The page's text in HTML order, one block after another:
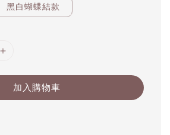
黑白蝴蝶結款
加入購物車